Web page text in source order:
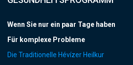
Wenn Sie nur ein paar Tage haben
Für komplexe Probleme
Die Traditionelle Hévízer Heilkur